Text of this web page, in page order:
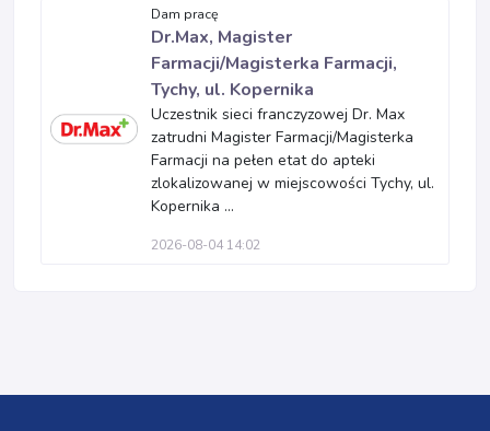
Dam pracę
Dr.Max, Magister
Farmacji/Magisterka Farmacji,
Tychy, ul. Kopernika
Uczestnik sieci franczyzowej Dr. Max
zatrudni Magister Farmacji/Magisterka
Farmacji na pełen etat do apteki
zlokalizowanej w miejscowości Tychy, ul.
Kopernika ...
2026-08-04 14:02